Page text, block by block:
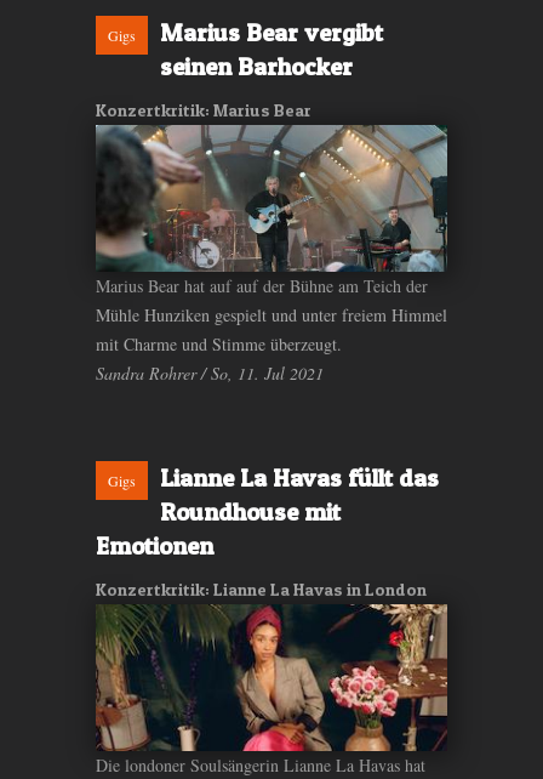
Gigs
Marius Bear vergibt
seinen Barhocker
Konzertkritik: Marius Bear
Marius Bear hat auf auf der Bühne am Teich der
Mühle Hunziken gespielt und unter freiem Himmel
mit Charme und Stimme überzeugt.
Sandra Rohrer / So, 11. Jul 2021
Gigs
Lianne La Havas füllt das
Roundhouse mit
Emotionen
Konzertkritik: Lianne La Havas in London
Die londoner Soulsängerin Lianne La Havas hat